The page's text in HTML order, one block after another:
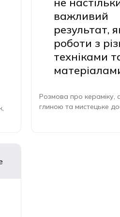
важливий
результат,
роботи з
техніками
Розмова про кераміку,
глиною та мистецьке